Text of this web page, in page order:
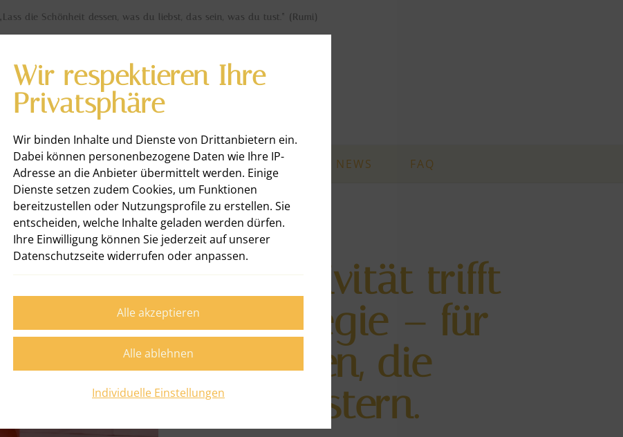
„Lass die Schönheit dessen, was du liebst, das sein, was du tust.“ (Rumi)
WAS ICH TUE KUNDEN & PROJEKTE NEWS FAQ
Kreativität trifft
Strategie – für
Marken, die
begeistern.
Wir respektieren Ihre
Privatsphäre
Wir binden Inhalte und Dienste von Drittanbietern ein.
Dabei können personenbezogene Daten wie Ihre IP-
Adresse an die Anbieter übermittelt werden. Einige
Dienste setzen zudem Cookies, um Funktionen
bereitzustellen oder Nutzungsprofile zu erstellen. Sie
entscheiden, welche Inhalte geladen werden dürfen.
Ihre Einwilligung können Sie jederzeit auf unserer
Datenschutzseite widerrufen oder anpassen.
Individuelle Einstellungen